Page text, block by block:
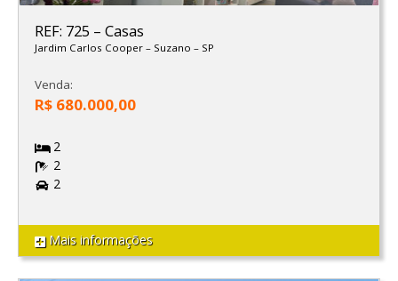
REF: 725 – Casas
Jardim Carlos Cooper – Suzano – SP
Venda:
R$ 680.000,00
2
2
2
Mais informações